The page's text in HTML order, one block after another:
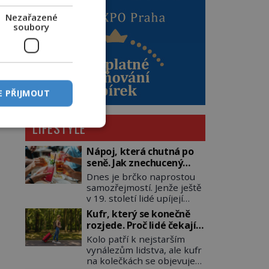
LIFESTYLE
Nápoj, která chutná po
seně. Jak znechucený
Američan vymyslel brčko
Dnes je brčko naprostou
samozřejmostí. Jenže ještě
v 19. století lidé upíjejí
limonády i koktejly dutými
stébly žita nebo žitné
slámy. Fungují sice dobře,
mají ale jednu
nepříjemnou vlastnost po
chvíli se rozmáčejí a nápoji
Kufr, který se konečně
rozjede. Proč lidé čekají
na kolečka téměř pět
tisíc let?
Kolo patří k nejstarším
vynálezům lidstva, ale kufr
na kolečkách se objevuje
Nezařazené
soubory
PŘIJMOUT